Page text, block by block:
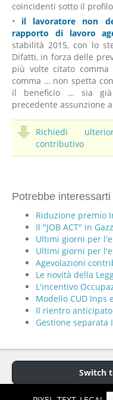
coincidenti sotto il
• il lavoratore non
rapporto di lavoro
stabilità 2015, con lo
Difatti, in forza delle
più volte citato comma
comma … non spetta
il beneficio … sia
precedente assunzione
Richiedi
contributivo
Potrebbe
Riduzione premio
Il "JOB ACT" in
Ultimi giorni per
Ultimi giorni per
Agevolazioni
Le novità della
L'incentivo
Modello CUD Inps
Il rientro
Gestione separata
Switch